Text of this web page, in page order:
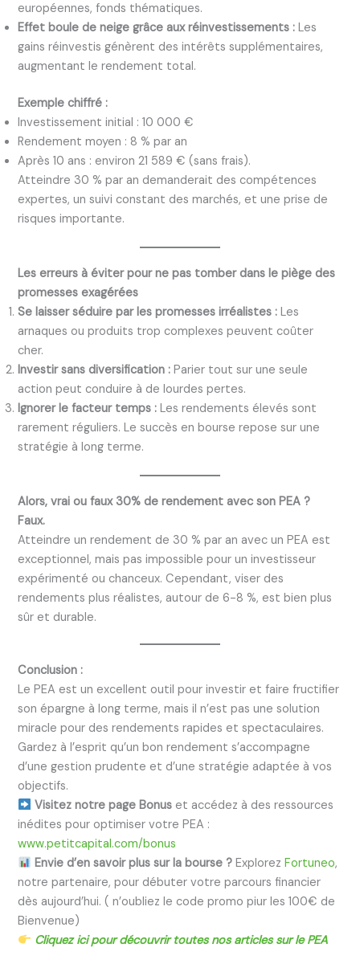
européennes, fonds thématiques.
Effet boule de neige grâce aux réinvestissements : Les
gains réinvestis génèrent des intérêts supplémentaires,
augmentant le rendement total.
Exemple chiffré :
Investissement initial : 10 000 €
Rendement moyen : 8 % par an
Après 10 ans : environ 21 589 € (sans frais).
Atteindre 30 % par an demanderait des compétences
expertes, un suivi constant des marchés, et une prise de
risques importante.
Les erreurs à éviter pour ne pas tomber dans le piège des
promesses exagérées
Se laisser séduire par les promesses irréalistes : Les
arnaques ou produits trop complexes peuvent coûter
cher.
Investir sans diversification : Parier tout sur une seule
action peut conduire à de lourdes pertes.
Ignorer le facteur temps : Les rendements élevés sont
rarement réguliers. Le succès en bourse repose sur une
stratégie à long terme.
Alors, vrai ou faux 30% de rendement avec son PEA ?
Faux.
Atteindre un rendement de 30 % par an avec un PEA est
exceptionnel, mais pas impossible pour un investisseur
expérimenté ou chanceux. Cependant, viser des
rendements plus réalistes, autour de 6-8 %, est bien plus
sûr et durable.
Conclusion :
Le PEA est un excellent outil pour investir et faire fructifier
son épargne à long terme, mais il n’est pas une solution
miracle pour des rendements rapides et spectaculaires.
Gardez à l’esprit qu’un bon rendement s’accompagne
d’une gestion prudente et d’une stratégie adaptée à vos
objectifs.
Visitez notre page Bonus et accédez à des ressources
inédites pour optimiser votre PEA :
www.petitcapital.com/bonus
Envie d’en savoir plus sur la bourse ? ExplorezFortuneo,
notre partenaire, pour débuter votre parcours financier
dès aujourd’hui. ( n’oubliez le code promo piur les 100€ de
Bienvenue)
Cliquez ici pour découvrir toutes nos articles sur le PEA